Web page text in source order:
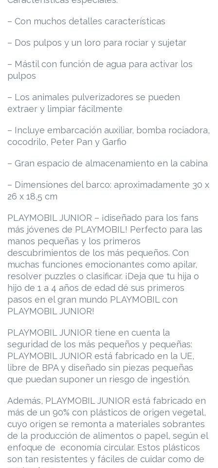
– Con muchos detalles características
– Dos pulpos y un loro para rociar y sujetar
– Mástil con función de agua para activar los
pulpos
– Los animales pulverizadores se pueden
extraer y limpiar fácilmente
– Incluye embarcación auxiliar, bomba rociadora,
cocodrilo, Peter Pan y Garfio
– Gran espacio de almacenamiento en la cabina
– Dimensiones del barco: aproximadamente 30 x
26 x 18,5 cm
PLAYMOBIL JUNIOR – ¡diseñado para los fans
más jóvenes de PLAYMOBIL! Perfecto para las
manos pequeñas y los primeros
descubrimientos de los más pequeños. Con
muchas funciones emocionantes como apilar,
resolver puzzles o clasificar. ¡Deja que tu hija o
hijo de 1 a 4 años de edad dé sus primeros
pasos en el gran mundo PLAYMOBIL con
PLAYMOBIL JUNIOR!
PLAYMOBIL JUNIOR tiene en cuenta la
seguridad de los más pequeños y pequeñas:
PLAYMOBIL JUNIOR está fabricado en la UE,
libre de BPA y diseñado sin piezas pequeñas
que puedan suponer un riesgo de ingestión.
Además, PLAYMOBIL JUNIOR está fabricado en
más de un 90% con plásticos de origen vegetal,
cuyo origen se remonta a materiales sobrantes
de la producción de alimentos o papel, según el
enfoque de economía circular. Estos plásticos
son tan resistentes y fáciles de cuidar como de